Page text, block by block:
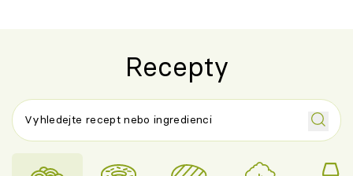
Recepty